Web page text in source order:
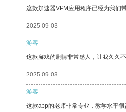
这款加速器VPM应用程序已经为我们
2025-09-03
游客
这款游戏的剧情非常感人，让我久久不
2025-09-03
游客
这款app的老师非常专业，教学水平很